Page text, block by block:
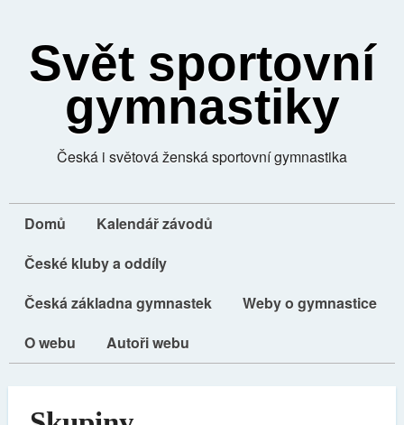
Svět sportovní
gymnastiky
Česká i světová ženská sportovní gymnastika
Domů
Kalendář závodů
České kluby a oddíly
Česká základna gymnastek
Weby o gymnastice
O webu
Autoři webu